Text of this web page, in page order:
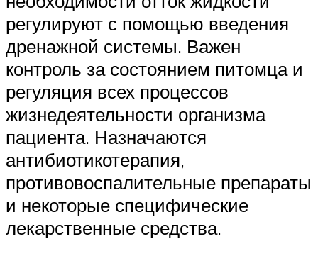
регулируют с помощью введения
дренажной системы. Важен
контроль за состоянием питомца и
регуляция всех процессов
жизнедеятельности организма
пациента. Назначаются
антибиотикотерапия,
противовоспалительные препараты
и некоторые специфические
лекарственные средства.